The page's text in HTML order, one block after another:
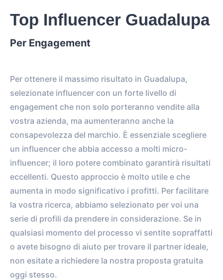
Top Influencer Guadalupa
Per Engagement
Per ottenere il massimo risultato in Guadalupa,
selezionate influencer con un forte livello di
engagement che non solo porteranno vendite alla
vostra azienda, ma aumenteranno anche la
consapevolezza del marchio. È essenziale scegliere
un influencer che abbia accesso a molti micro-
influencer; il loro potere combinato garantirà risultati
eccellenti. Questo approccio è molto utile e che
aumenta in modo significativo i profitti. Per facilitare
la vostra ricerca, abbiamo selezionato per voi una
serie di profili da prendere in considerazione. Se in
qualsiasi momento del processo vi sentite sopraffatti
o avete bisogno di aiuto per trovare il partner ideale,
non esitate a richiedere la nostra proposta gratuita
oggi stesso.